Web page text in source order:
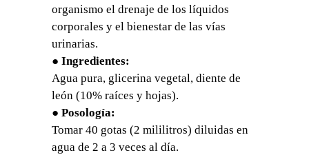
organismo el drenaje de los líquidos
corporales y el bienestar de las vías
urinarias.
● Ingredientes:
Agua pura, glicerina vegetal, diente de
león (10% raíces y hojas).
● Posología:
Tomar 40 gotas (2 mililitros) diluidas en
agua de 2 a 3 veces al día.